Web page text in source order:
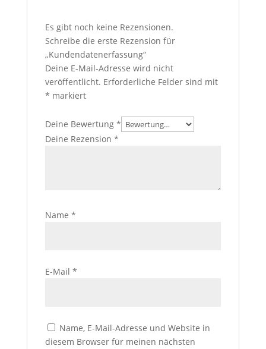
Es gibt noch keine Rezensionen.
Schreibe die erste Rezension für
„Kundendatenerfassung“
Deine E-Mail-Adresse wird nicht
veröffentlicht. Erforderliche Felder sind mit
* markiert
Deine Bewertung *
Deine Rezension *
Name *
E-Mail *
Name, E-Mail-Adresse und Website in
diesem Browser für meinen nächsten